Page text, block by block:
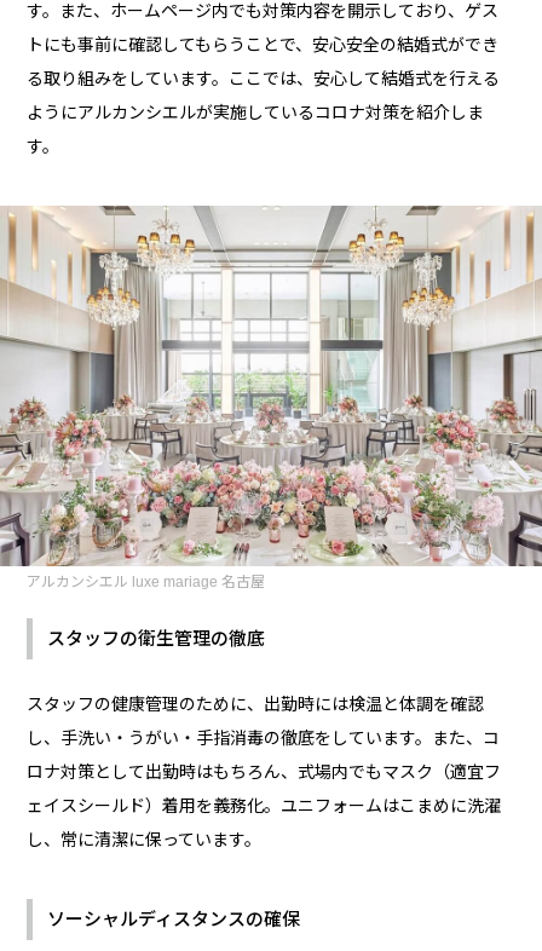
す。また、ホームページ内でも対策内容を開示しており、ゲス
トにも事前に確認してもらうことで、安心安全の結婚式ができ
る取り組みをしています。ここでは、安心して結婚式を行える
ようにアルカンシエルが実施しているコロナ対策を紹介しま
す。
アルカンシエル luxe mariage 名古屋
スタッフの衛生管理の徹底
スタッフの健康管理のために、出勤時には検温と体調を確認
し、手洗い・うがい・手指消毒の徹底をしています。また、コ
ロナ対策として出勤時はもちろん、式場内でもマスク（適宜フ
ェイスシールド）着用を義務化。ユニフォームはこまめに洗濯
し、常に清潔に保っています。
ソーシャルディスタンスの確保